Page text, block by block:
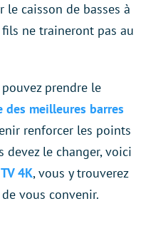
caisson de basses à
ne traineront pas au
prendre le
des meilleures barres
renforcer les points
le changer, voici
4K, vous y trouverez
vous convenir.